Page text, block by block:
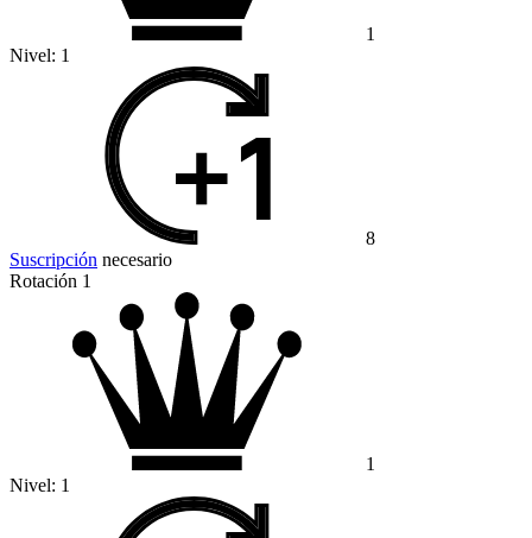
1
Nivel: 1
8
Suscripción necesario
Rotación 1
1
Nivel: 1